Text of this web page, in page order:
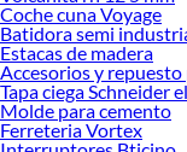
Coche cuna Voyage
Batidora semi
Estacas de madera
Accesorios y repuesto
Tapa ciega Schneider
Molde para cemento
Ferreteria Vortex